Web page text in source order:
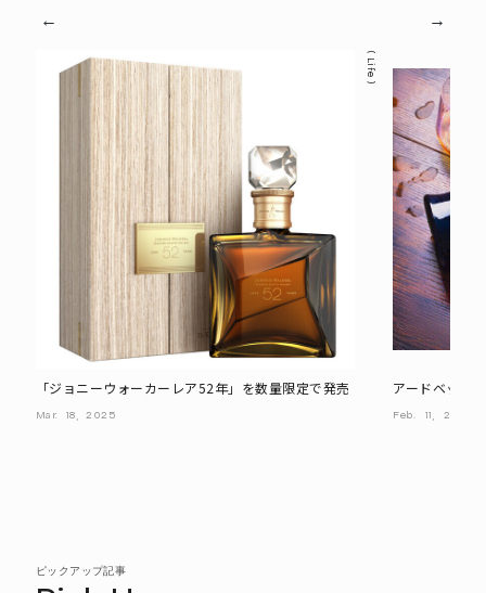
Life
「ジョニーウォーカーレア52年」を数量限定で発売
Mar. 18, 2025
アードベッグ
別なウイスキ
Feb. 11, 2025
ピックアップ記事